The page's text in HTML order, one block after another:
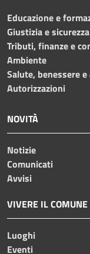
Educazione e
Giustizia e
Tributi, finanze e
Ambiente
Salute, benessere
Autorizzazioni
NOVITÀ
Notizie
Comunicati
Avvisi
VIVERE IL COMUNE
Luoghi
Eventi